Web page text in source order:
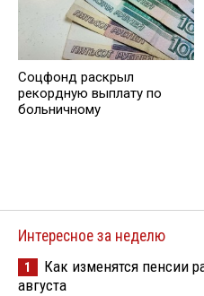
Соцфонд раскрыл
рекордную выплату по
больничному
Интересное за неделю
1
Как изменятся пенсии
августа